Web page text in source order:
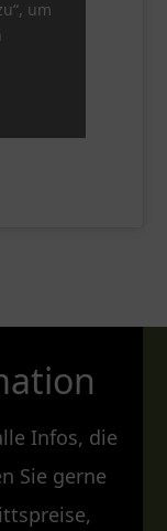
um
Infos, die
Sie gerne